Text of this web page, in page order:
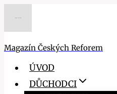
Magazín Českých Reforem
ÚVOD
DŮCHODCI